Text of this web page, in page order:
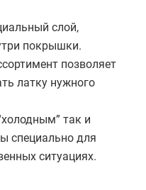
слой,
покрышки.
позволяет
латку нужного
так и
специально для
ситуациях.